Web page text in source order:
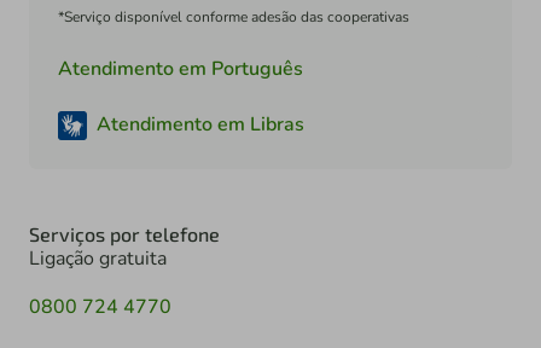
*Serviço disponível conforme adesão das cooperativas
Atendimento em Português
Atendimento em Libras
Serviços por telefone
Ligação gratuita
0800 724 4770